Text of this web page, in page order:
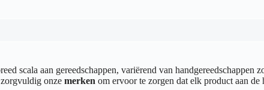
scala aan gereedschappen, variërend van handgereedschappen
onze merken om ervoor te zorgen dat elk product aan de